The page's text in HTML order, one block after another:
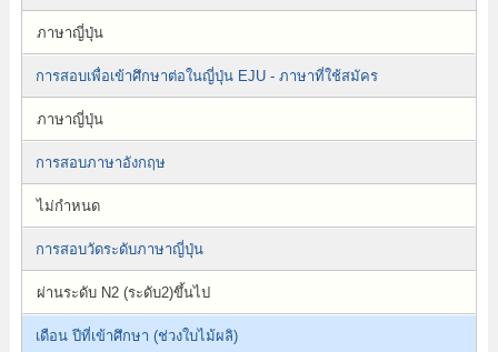
ภาษาญี่ปุ่น
การสอบเพื่อเข้าศึกษาต่อในญี่ปุ่น EJU - ภาษาที่ใช้สมัคร
ภาษาญี่ปุ่น
การสอบภาษาอังกฤษ
ไม่กำหนด
การสอบวัดระดับภาษาญี่ปุ่น
ผ่านระดับ N2 (ระดับ2)ขึ้นไป
เดือน ปีที่เข้าศึกษา (ช่วงใบไม้ผลิ)